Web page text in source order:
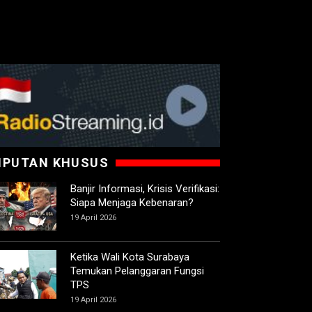
KHUSUS
Banjir Informasi, Krisis Verifikasi:
Siapa Menjaga Kebenaran?
19 April 2026
Ketika Wali Kota Surabaya
Temukan Pelanggaran Fungsi
TPS
19 April 2026